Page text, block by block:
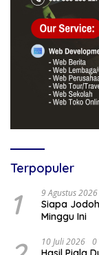
Terpopuler
1 9 Agustus 2026
Siapa
Minggu Ini
10 Juli 2026 0